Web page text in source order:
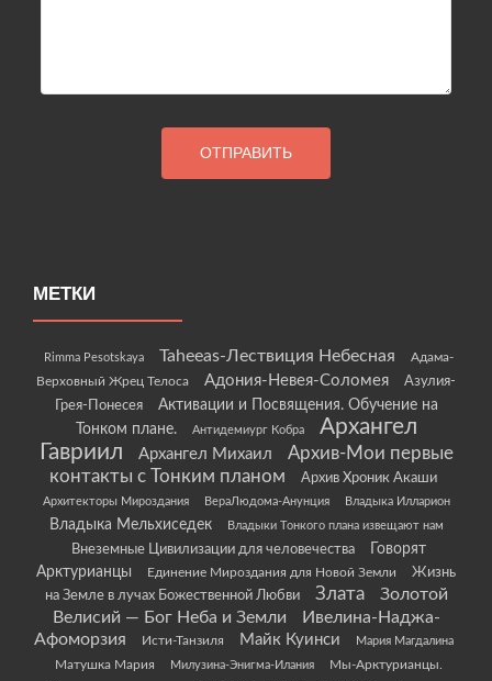
МЕТКИ
Rimma Pesotskaya Taheeas-Лествиция Небесная
Адама-
Верховный Жрец Телоса
Адония-Невея-Соломея
Азулия-
Грея-Понесея
Активации и Посвящения. Обучение на
Тонком плане.
Антидемиург Кобра
Архангел
Гавриил
Архангел Михаил
Архив-Мои первые
контакты с Тонким планом
Архив Хроник Акаши
Архитекторы Мироздания ВераЛюдома-Анунция Владыка Илларион
Владыка Мельхиседек Владыки Тонкого плана извещают нам
Внеземные Цивилизации для человечества
Говорят
Арктурианцы
Единение Мироздания для Новой Земли
Жизнь
на Земле в лучах Божественной Любви
Злата
Золотой
Велисий — Бог Неба и Земли
Ивелина-Наджа-
Афоморзия
Исти-Танзиля Майк Куинси Мария Магдалина
Матушка Мария Милузина-Энигма-Илания
Мы-Арктурианцы.